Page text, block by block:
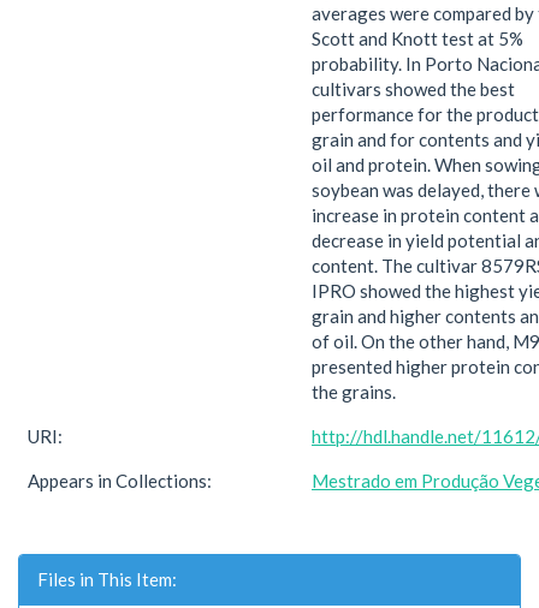
averages were compared by
Scott and Knott test at 5%
probability. In Porto
cultivars showed the best
performance for the
grain and for contents and
oil and protein. When
soybean was delayed, there
increase in protein content
decrease in yield potential
content. The cultivar
IPRO showed the highest
grain and higher contents
of oil. On the other hand,
presented higher protein
the grains.
URI: http://hdl.handle.net/
Appears in Collections: Mestrado em Produção
Files in This Item: